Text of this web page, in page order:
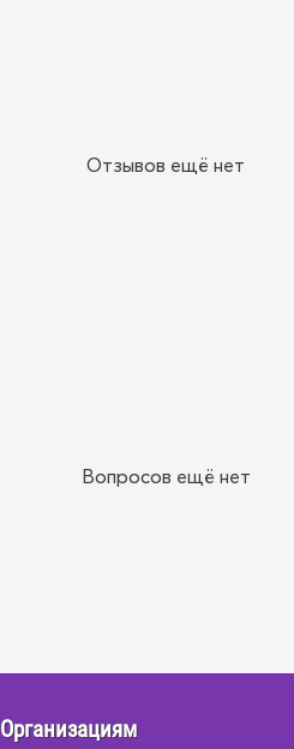
Отзывов ещё нет
Вопросов ещё нет
Организациям